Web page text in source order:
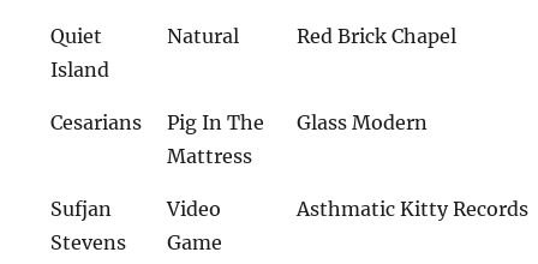
Quiet
Island
Natural Red Brick Chapel
Cesarians
Pig In The
Mattress
Glass Modern
Sufjan
Stevens
Video
Game
Asthmatic Kitty Records